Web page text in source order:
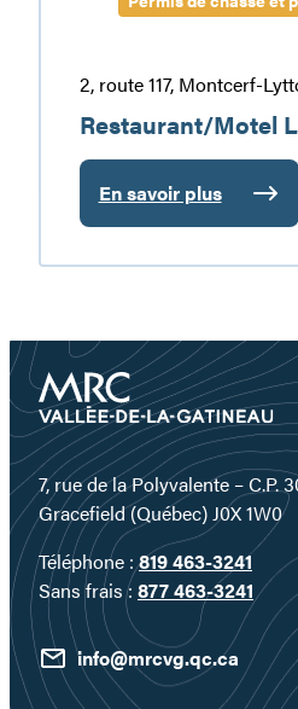
2, route 117, Montcerf-
Restaurant/Motel
En savoir plus
:
Restaurant/Motel
Le
7, rue de la Polyvalente – C.P.
Gracefield (Québec) J0X 1W0
Téléphone :819 463-3241
Sans frais : 877 463-3241
info@mrcvg.qc.ca